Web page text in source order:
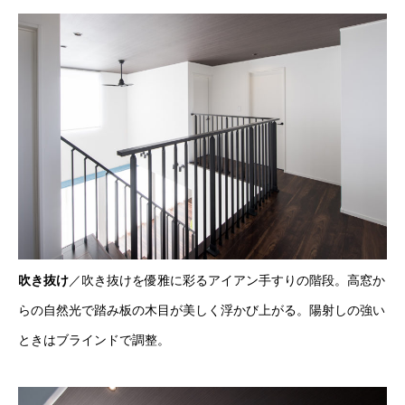
吹き抜け／吹き抜けを優雅に彩るアイアン手すりの階段。高窓か
らの自然光で踏み板の木目が美しく浮かび上がる。陽射しの強い
ときはブラインドで調整。